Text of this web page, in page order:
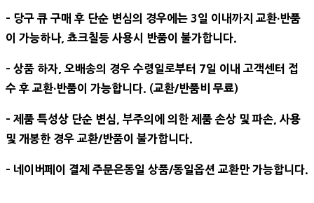
- 당구 큐 구매 후 단순 변심의 경우에는 3일 이내까지 교환∙반품
이 가능하나, 쵸크칠등 사용시 반품이 불가합니다.
- 상품 하자, 오배송의 경우 수령일로부터 7일 이내 고객센터 접
수 후 교환∙반품이 가능합니다. (교환/반품비 무료)
- 제품 특성상 단순 변심, 부주의에 의한 제품 손상 및 파손, 사용
및 개봉한 경우 교환/반품이 불가합니다.
- 네이버페이 결제 주문은동일 상품/동일옵션 교환만 가능합니다.